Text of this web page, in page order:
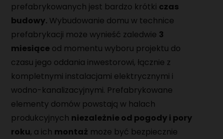
prefabrykowanych jest bardzo krótki czas
budowy. Wybudowanie domu w technice
prefabrykacji może wynieść zaledwie 3
miesiące od momentu wyboru projektu do
czasu jego oddania inwestorowi, łącznie z
kompletnymi instalacjami elektrycznymi i
wodno-kanalizacyjnymi. Prefabrykowane
elementy domów powstają w halach
produkcyjnych niezależnie od pogody i pory
roku, a ich montaż może być bezpiecznie